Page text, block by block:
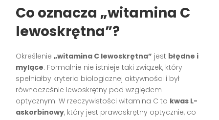
Co oznacza „witamina C
lewoskrętna”?
Określenie„witamina C lewoskrętna” jest błędne i
mylące. Formalnie nie istnieje taki związek, który
spełniałby kryteria biologicznej aktywności i był
równocześnie lewoskrętny pod względem
optycznym. W rzeczywistości witamina C to kwas L-
askorbinowy, który jest prawoskrętny optycznie, co